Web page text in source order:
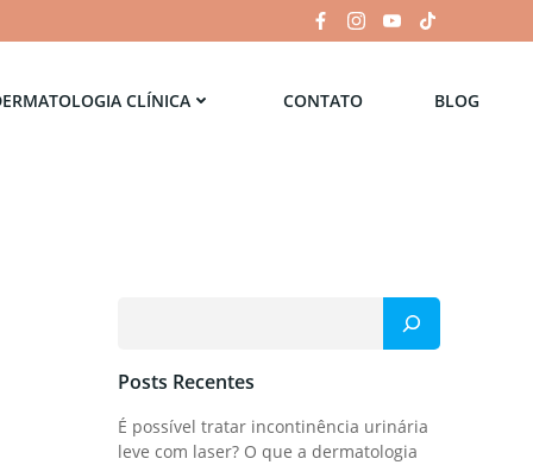
CLÍNICA CONTATO BLOG
Posts Recentes
É possível tratar incontinência urinária
leve com laser? O que a dermatologia